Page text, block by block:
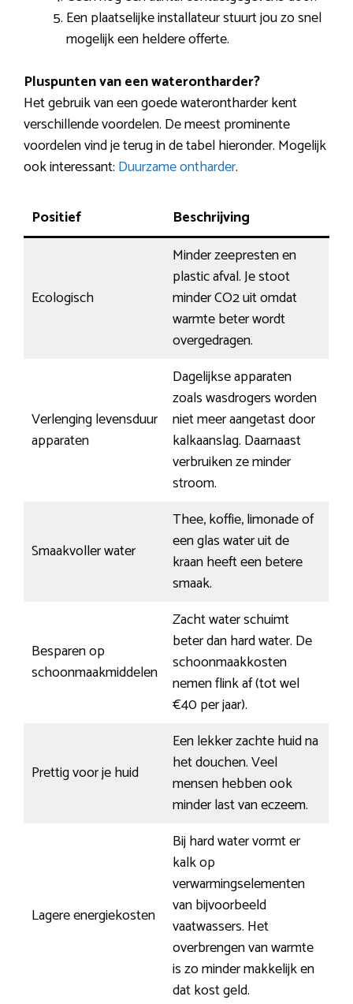
Een plaatselijke installateur stuurt jou zo snel
mogelijk een heldere offerte.
Pluspunten van een waterontharder?
Het gebruik van een goede waterontharder kent
verschillende voordelen. De meest prominente
voordelen vind je terug in de tabel hieronder. Mogelijk
ook interessant: Duurzame ontharder.
Positief Beschrijving
Ecologisch
Minder zeepresten en
plastic afval. Je stoot
minder CO2 uit omdat
warmte beter wordt
overgedragen.
Verlenging levensduur
apparaten
Dagelijkse apparaten
zoals wasdrogers worden
niet meer aangetast door
kalkaanslag. Daarnaast
verbruiken ze minder
stroom.
Smaakvoller water
Thee, koffie, limonade of
een glas water uit de
kraan heeft een betere
smaak.
Besparen op
schoonmaakmiddelen
Zacht water schuimt
beter dan hard water. De
schoonmaakkosten
nemen flink af (tot wel
€40 per jaar).
Prettig voor je huid
Een lekker zachte huid na
het douchen. Veel
mensen hebben ook
minder last van eczeem.
Lagere energiekosten
Bij hard water vormt er
kalk op
verwarmingselementen
van bijvoorbeeld
vaatwassers. Het
overbrengen van warmte
is zo minder makkelijk en
dat kost geld.